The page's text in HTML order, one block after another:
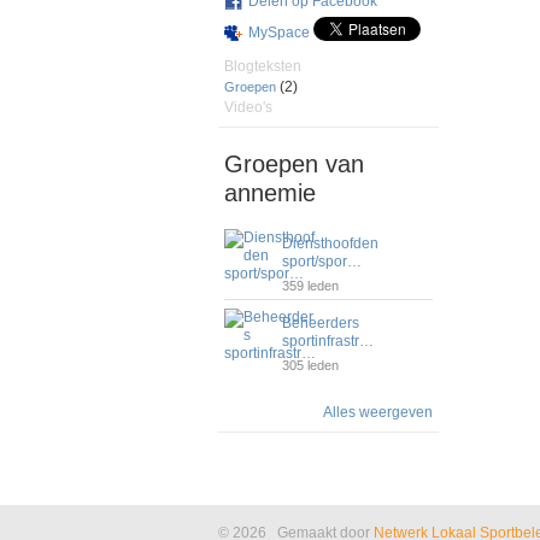
MySpace
Blogteksten
Groepen (2)
Video's
Groepen van
annemie
Diensthoofden
sport/spor…
359 leden
Beheerders
sportinfrastr…
305 leden
Alles weergeven
© 2026 Gemaakt door Netwerk Lokaal